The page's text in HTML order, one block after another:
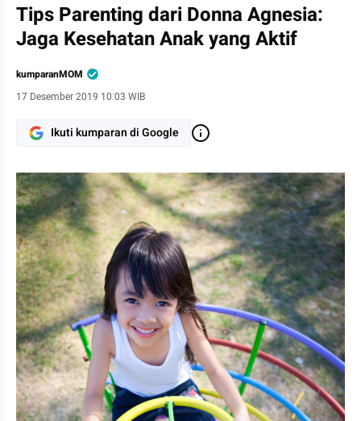
Tips Parenting dari Donna Agnesia:
Jaga Kesehatan Anak yang Aktif
kumparanMOM
17 Desember 2019 10:03 WIB
Ikuti kumparan di Google